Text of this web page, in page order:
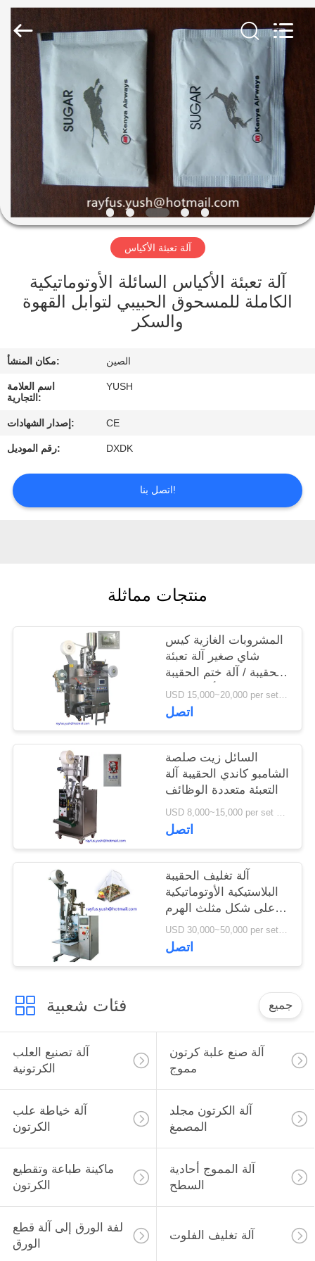
الصفحة
الرئيسية
منتجات
معلومات
عنا
المعمل
مراقبة
الجودة
اتصل
بنا
اطلب
اقتباس
العلب
المزود.
Copyright
cartonboxmanufacturingmachine.com.
آلة تعبئة الأكياس
آلة تعبئة الأكياس السائلة الأوتوماتيكية
الكاملة للمسحوق الحبيبي لتوابل القهوة
والسكر
مكان المنشأ: الصين
اسم العلامة
التجارية:
YUSH
إصدار الشهادات: CE
رقم الموديل: DXDK
اتصل بنا!
منتجات مماثلة
المشروبات الغازية كيس
شاي صغير آلة تعبئة
الحقيبة / آلة ختم الحقيبة
العمودية الأوتوماتيكية
USD 15,000~20,000 per set MOQ:1 مجموعة
اتصل
السائل زيت صلصة
الشامبو كاندي الحقيبة آلة
التعبئة متعددة الوظائف
USD 8,000~15,000 per set MOQ:1 مجموعة
اتصل
آلة تغليف الحقيبة
البلاستيكية الأوتوماتيكية
على شكل مثلث الهرم
مع علامة الخيط في
الخارج
USD 30,000~50,000 per set MOQ:1 مجموعة
اتصل
فئات شعبية جميع
آلة تصنيع العلب
الكرتونية
آلة صنع علبة كرتون
مموج
آلة خياطة علب
الكرتون
آلة الكرتون مجلد
المصمغ
ماكينة طباعة وتقطيع
الكرتون
آلة المموج أحادية
السطح
لفة الورق إلى آلة قطع
الورق
آلة تغليف الفلوت